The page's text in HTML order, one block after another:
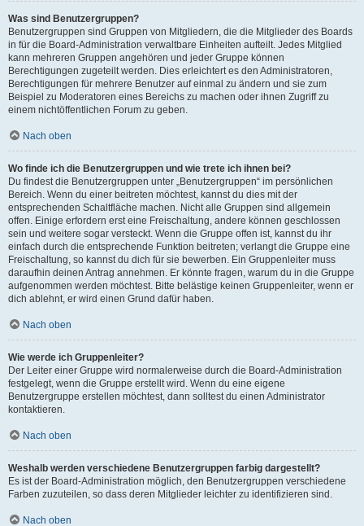
Was sind Benutzergruppen?
Benutzergruppen sind Gruppen von Mitgliedern, die die Mitglieder des Boards
in für die Board-Administration verwaltbare Einheiten aufteilt. Jedes Mitglied
kann mehreren Gruppen angehören und jeder Gruppe können
Berechtigungen zugeteilt werden. Dies erleichtert es den Administratoren,
Berechtigungen für mehrere Benutzer auf einmal zu ändern und sie zum
Beispiel zu Moderatoren eines Bereichs zu machen oder ihnen Zugriff zu
einem nichtöffentlichen Forum zu geben.
Nach oben
Wo finde ich die Benutzergruppen und wie trete ich ihnen bei?
Du findest die Benutzergruppen unter „Benutzergruppen“ im persönlichen
Bereich. Wenn du einer beitreten möchtest, kannst du dies mit der
entsprechenden Schaltfläche machen. Nicht alle Gruppen sind allgemein
offen. Einige erfordern erst eine Freischaltung, andere können geschlossen
sein und weitere sogar versteckt. Wenn die Gruppe offen ist, kannst du ihr
einfach durch die entsprechende Funktion beitreten; verlangt die Gruppe eine
Freischaltung, so kannst du dich für sie bewerben. Ein Gruppenleiter muss
daraufhin deinen Antrag annehmen. Er könnte fragen, warum du in die Gruppe
aufgenommen werden möchtest. Bitte belästige keinen Gruppenleiter, wenn er
dich ablehnt, er wird einen Grund dafür haben.
Nach oben
Wie werde ich Gruppenleiter?
Der Leiter einer Gruppe wird normalerweise durch die Board-Administration
festgelegt, wenn die Gruppe erstellt wird. Wenn du eine eigene
Benutzergruppe erstellen möchtest, dann solltest du einen Administrator
kontaktieren.
Nach oben
Weshalb werden verschiedene Benutzergruppen farbig dargestellt?
Es ist der Board-Administration möglich, den Benutzergruppen verschiedene
Farben zuzuteilen, so dass deren Mitglieder leichter zu identifizieren sind.
Nach oben